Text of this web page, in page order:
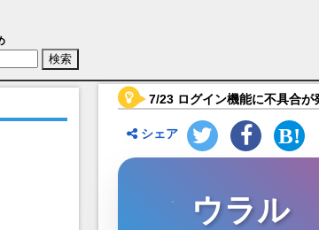
【パズルガールズ】キャラ紹介
7/23 ログイン機能に不具合
シェア
ウラル